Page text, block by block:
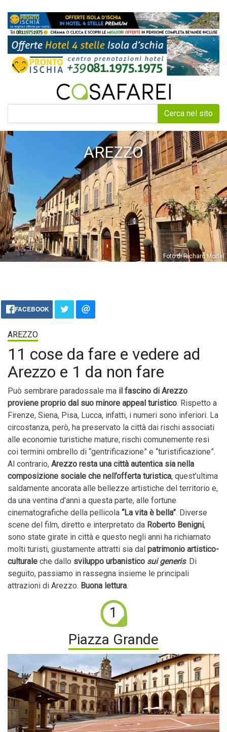
Cerca nel sito
AREZZO
Foto di Richard Mortel
FACEBOOK
AREZZO
11 cose da fare e vedere ad
Arezzo e 1 da non fare
Può sembrare paradossale ma il fascino di Arezzo
proviene proprio dal suo minore appeal turistico. Rispetto a
Firenze, Siena, Pisa, Lucca, infatti, i numeri sono inferiori. La
circostanza, però, ha preservato la città dai rischi associati
alle economie turistiche mature; rischi comunemente resi
coi termini ombrello di “gentrificazione” e “turistificazione”.
Al contrario, Arezzo resta una città autentica sia nella
composizione sociale che nell’offerta turistica, quest’ultima
saldamente ancorata alle bellezze artistiche del territorio e,
da una ventina d’anni a questa parte, alle fortune
cinematografiche della pellicola “La vita è bella”. Diverse
scene del film, diretto e interpretato da Roberto Benigni,
sono state girate in città e questo negli anni ha richiamato
molti turisti, giustamente attratti sia dal patrimonio artistico-
culturale che dallo sviluppo urbanistico sui generis. Di
seguito, passiamo in rassegna insieme le principali
attrazioni di Arezzo. Buona lettura.
1
Piazza Grande